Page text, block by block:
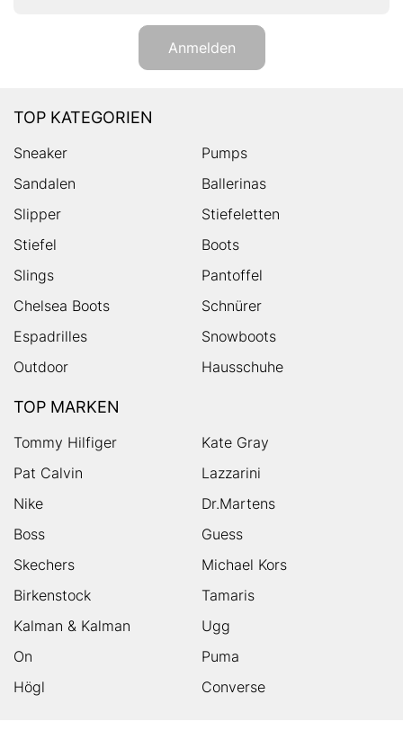
Anmelden
TOP KATEGORIEN
Sneaker
Pumps
Sandalen
Ballerinas
Slipper
Stiefeletten
Stiefel
Boots
Slings
Pantoffel
Chelsea Boots
Schnürer
Espadrilles
Snowboots
Outdoor
Hausschuhe
TOP MARKEN
Tommy Hilfiger
Kate Gray
Pat Calvin
Lazzarini
Nike
Dr.Martens
Boss
Guess
Skechers
Michael Kors
Birkenstock
Tamaris
Kalman & Kalman
Ugg
On
Puma
Högl
Converse